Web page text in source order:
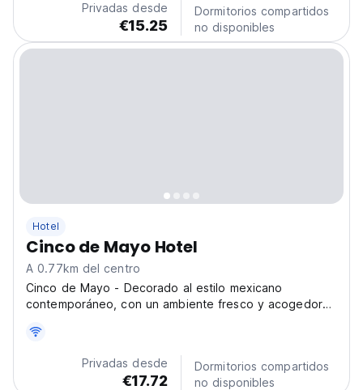
Privadas desde
€15.25
Dormitorios compartidos
no disponibles
Hotel
Cinco de Mayo Hotel
A 0.77km del centro
Cinco de Mayo - Decorado al estilo mexicano
contemporáneo, con un ambiente fresco y acogedor
calles y casas antiguas que lo rodean.
Privadas desde
€17.72
Dormitorios compartidos
no disponibles